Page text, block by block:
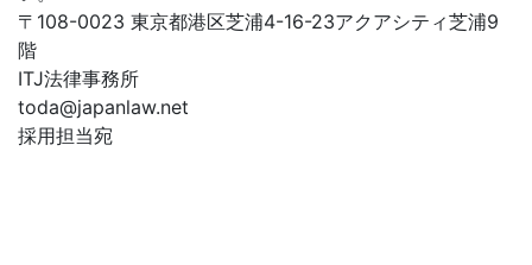
〒108-0023 東京都港区芝浦4-16-23アクアシティ芝浦9
階
ITJ法律事務所
toda@japanlaw.net
採用担当宛